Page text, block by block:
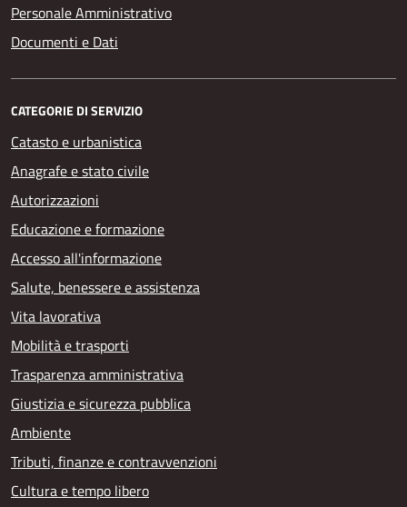
Personale Amministrativo
Documenti e Dati
CATEGORIE DI SERVIZIO
Catasto e urbanistica
Anagrafe e stato civile
Autorizzazioni
Educazione e formazione
Accesso all'informazione
Salute, benessere e assistenza
Vita lavorativa
Mobilità e trasporti
Trasparenza amministrativa
Giustizia e sicurezza pubblica
Ambiente
Tributi, finanze e contravvenzioni
Cultura e tempo libero